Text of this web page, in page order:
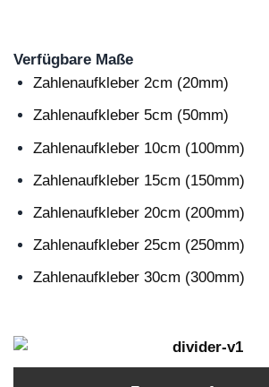
Verfügbare Maße
Zahlenaufkleber 2cm (20mm)
Zahlenaufkleber 5cm (50mm)
Zahlenaufkleber 10cm (100mm)
Zahlenaufkleber 15cm (150mm)
Zahlenaufkleber 20cm (200mm)
Zahlenaufkleber 25cm (250mm)
Zahlenaufkleber 30cm (300mm)